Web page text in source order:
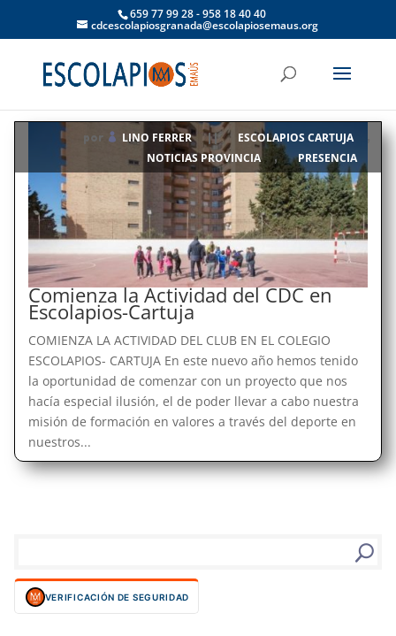
659 77 99 28 - 958 18 40 40
cdcescolapiosgranada@escolapiosemaus.org
Comienza la Actividad del CDC en
Escolapios-Cartuja
por LINO FERRER || ESCOLAPIOS CARTUJA
NOTICIAS PROVINCIA , PRESENCIA
COMIENZA LA ACTIVIDAD DEL CLUB EN EL COLEGIO
ESCOLAPIOS- CARTUJA En este nuevo año hemos tenido
la oportunidad de comenzar con un proyecto que nos
hacía especial ilusión, el de poder llevar a cabo nuestra
misión de formación en valores a través del deporte en
nuestros...
VERIFICACIÓN DE SEGURIDAD